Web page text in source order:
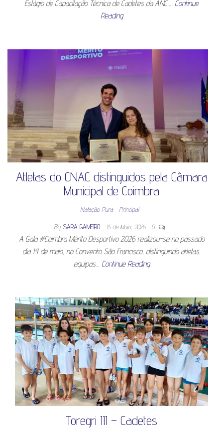
Estágio de Capacitação Técnica de Cadetes da ANC,… Continue
Reading
Atletas do CNAC distinguidos pela Câmara
Municipal de Coimbra
Natação Pura Principal
By SARA GAMEIRO 15 de Maio, 2026 0
A Gala #Coimbra Mérito Desportivo 2026 realizou-se no passado
dia 14 de maio, no Convento São Francisco, distinguindo atletas,
equipas… Continue Reading
Toregri III – Cadetes